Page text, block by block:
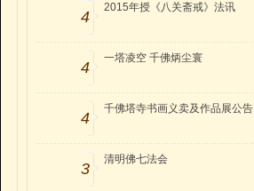
4
2015年授《八关斋戒》法讯
4
一塔凌空 千佛炳尘寰
4
千佛塔寺书画义卖及作品展公告
3
清明佛七法会